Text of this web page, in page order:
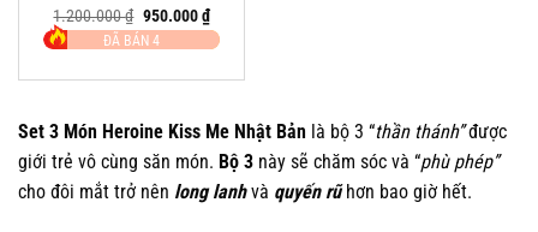
0
trên
5
0
1.200.000₫ Giá
gốc
là:
950.000₫Giá
hiện
tại
950.000 ₫.
ĐÃ BÁN 4
Set 3 Món Heroine Kiss Me Nhật Bản là bộ 3 “thần thánh”được
giới trẻ vô cùng săn món. Bộ 3 này sẽ chăm sóc và “phù phép”
cho đôi mắt trở nên long lanhvà quyến rũhơn bao giờ hết.